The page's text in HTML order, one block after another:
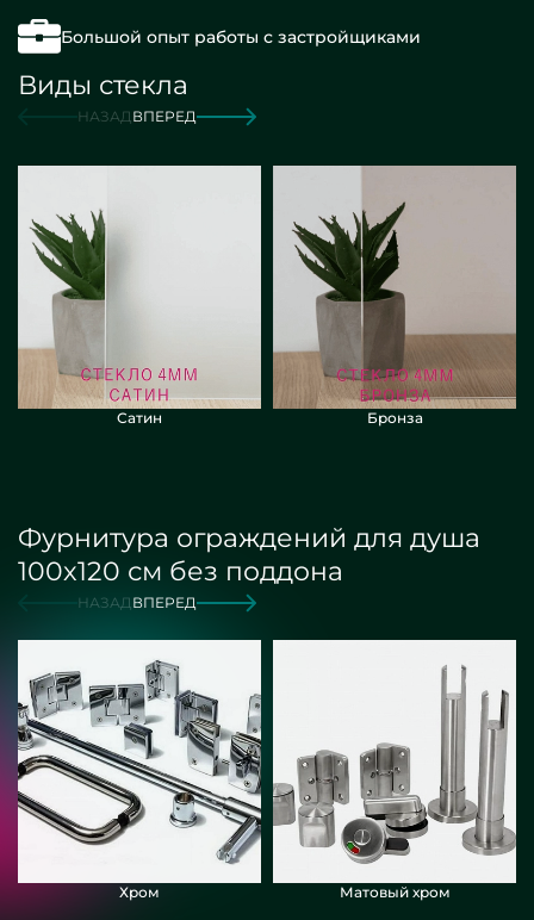
Большой опыт работы с застройщиками
Виды стекла
НАЗАДВПЕРЕД
Сатин Бронза
Фурнитура ограждений для душа
100х120 см без поддона
НАЗАДВПЕРЕД
Хром Матовый хром